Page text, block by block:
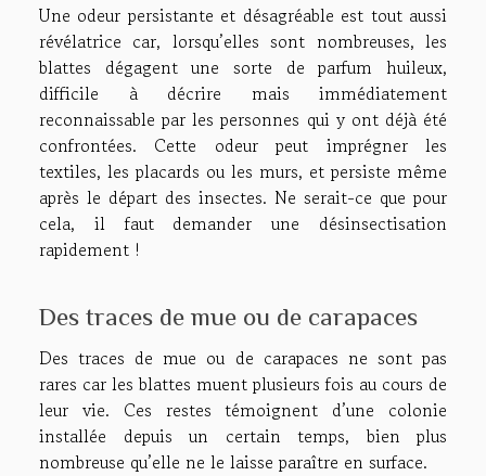
Une odeur persistante et désagréable est tout aussi
révélatrice car, lorsqu’elles sont nombreuses, les
blattes dégagent une sorte de parfum huileux,
difficile à décrire mais immédiatement
reconnaissable par les personnes qui y ont déjà été
confrontées. Cette odeur peut imprégner les
textiles, les placards ou les murs, et persiste même
après le départ des insectes. Ne serait-ce que pour
cela, il faut demander une désinsectisation
rapidement !
Des traces de mue ou de carapaces
Des traces de mue ou de carapaces ne sont pas
rares car les blattes muent plusieurs fois au cours de
leur vie. Ces restes témoignent d’une colonie
installée depuis un certain temps, bien plus
nombreuse qu’elle ne le laisse paraître en surface.